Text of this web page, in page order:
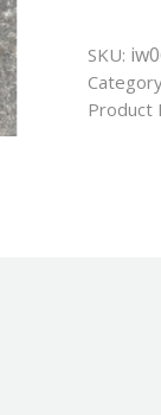
SKU:
Product